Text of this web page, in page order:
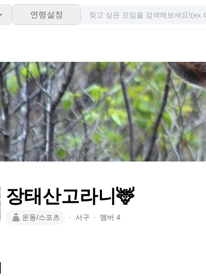
연령설정
장태산고라니🦌
운동/스포츠 ∙ 서구 ∙ 멤버 4